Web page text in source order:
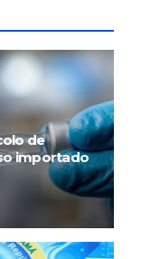
de
importado